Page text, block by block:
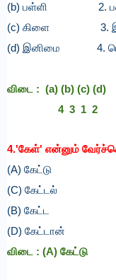
(b) பள்ளி 2.
(c) கிளை 3.
(d) இனிமை 4.
விடை : (a) (b) (c) (d)
4 3 1 2
4.'கேள்' என்னும்
(A) கேட்டு
(C) கேட்டல்
(B) கேட்ட
(D) கேட்டான்
விடை : (A) கேட்டு